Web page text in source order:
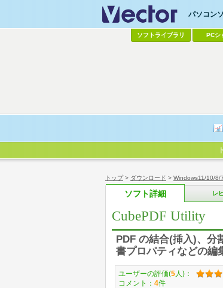
トップ> ダウンロード > Windows11/10/8/
ソフト詳細 レ
CubePDF Utility
PDF の結合(挿入)、分
書プロパティなどの編
ユーザーの評価(5 人)：
コメント： 4件
パソコン
ソフトライブラリ PCシ